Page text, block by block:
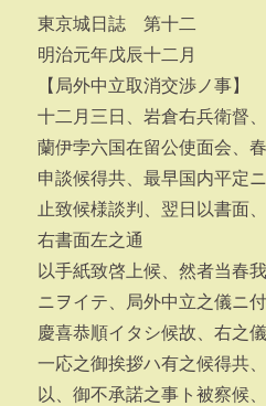
東京城日誌 第十二
明治元年戊辰十二月
【局外中立取消交渉ノ事】
十二月三日、岩倉右兵衛督
蘭伊孛六国在留公使面会、
申談候得共、最早国内平定
止致候様談判、翌日以書面
右書面左之通
以手紙致啓上候、然者当春
ニヲイテ、局外中立之儀ニ
慶喜恭順イタシ候故、右之
一応之御挨拶ハ有之候得共
以、御不承諾之事ト被察候